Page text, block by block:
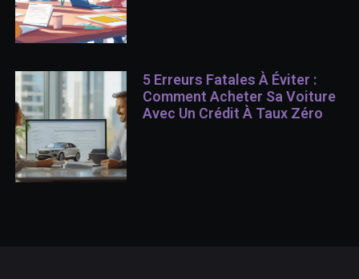
5 Erreurs Fatales À Éviter :
Comment Acheter Sa Voiture
Avec Un Crédit À Taux Zéro